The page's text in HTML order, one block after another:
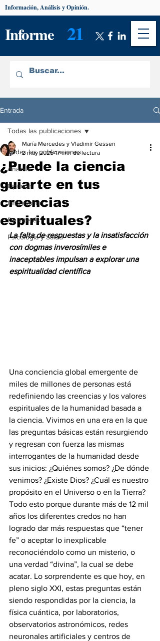
Informe 21
Información, Análisis y Opinión.
Entrada
Todas las publicaciones
Análisis
Opinión
Información
De interés
Psicología y Salud
Todas las publicaciones
¿Puede la ciencia
guiarte en tus
creencias
espirituales?
María Mercedes y Vladimir Gessen
2 may 2025 17 min de lectura
La falta de respuestas y la insatisfacción
con dogmas inverosímiles e
inaceptables impulsan a explorar una
espiritualidad científica
Una conciencia global emergente de
miles de millones de personas está
redefiniendo las creencias y los valores
espirituales de la humanidad basada a
la ciencia. Vivimos en una era en la que
las preguntas básicas están resurgiendo
y regresan con fuerza las mismas
interrogantes de la humanidad desde
sus inicios: ¿Quiénes somos? ¿De dónde
venimos? ¿Existe Dios? ¿Cuál es nuestro
propósito en el Universo o en la Tierra?
Todo esto porque durante más de 12 mil
años los diferentes credos no han
logrado dar más respuestas que “tener
fe” o aceptar lo inexplicable
reconociéndolo como un misterio, o
una verdad “divina”, la cual se debe
acatar. Lo sorprendente es que hoy, en
pleno siglo XXI, estas preguntas están
siendo respondidas por la ciencia, la
física cuántica, por laboratorios,
observatorios astronómicos, redes
neuronales artificiales y centros de